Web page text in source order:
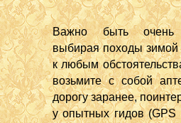
Важно быть очень
выбирая походы зимой
к любым
возьмите с собой
дорогу заранее,
у опытных гидов